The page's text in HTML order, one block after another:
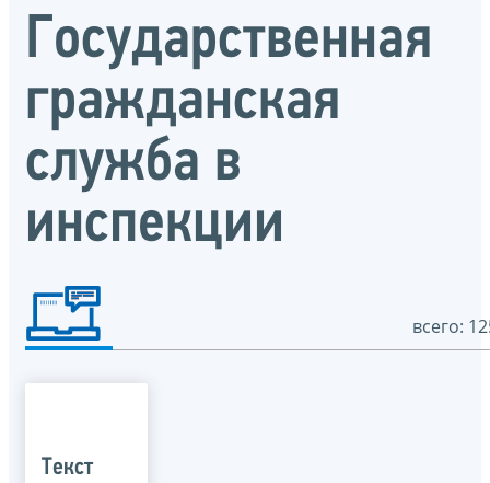
Государственная
гражданская
служба в
инспекции
всего:
Текст